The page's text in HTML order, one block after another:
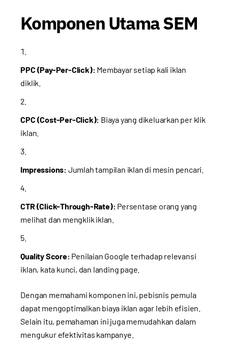
Komponen Utama SEM
PPC (Pay-Per-Click): Membayar setiap kali iklan
diklik.
CPC (Cost-Per-Click): Biaya yang dikeluarkan per klik
iklan.
Impressions: Jumlah tampilan iklan di mesin pencari.
CTR (Click-Through-Rate): Persentase orang yang
melihat dan mengklik iklan.
Quality Score: Penilaian Google terhadap relevansi
iklan, kata kunci, dan landing page.
Dengan memahami komponen ini, pebisnis pemula
dapat mengoptimalkan biaya iklan agar lebih efisien.
Selain itu, pemahaman ini juga memudahkan dalam
mengukur efektivitas kampanye.